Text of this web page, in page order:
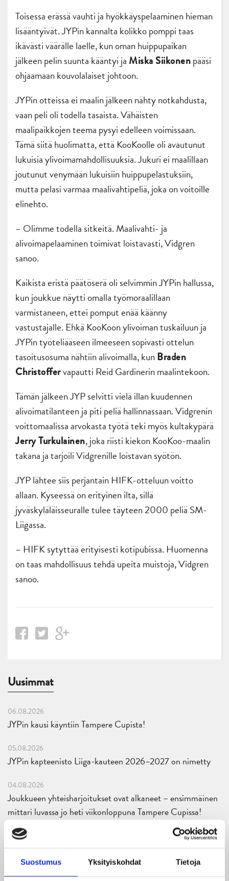
Suostumus Yksityiskohdat Tietoja
Toisessa erässä vauhti ja hyökkäyspelaaminen hieman
lisääntyivät. JYPin kannalta kolikko pomppi taas
ikävästi väärälle laelle, kun oman huippupaikan
jälkeen pelin suunta kääntyi ja Miska Siikonenpääsi
ohjaamaan kouvolalaiset johtoon.
JYPin otteissa ei maalin jälkeen nähty notkahdusta,
vaan peli oli todella tasaista. Vähäisten
maalipaikkojen teema pysyi edelleen voimissaan.
Tämä siitä huolimatta, että KooKoolle oli avautunut
lukuisia ylivoimamahdollisuuksia. Jukuri ei maalillaan
joutunut venymään lukuisiin huippupelastuksiin,
mutta pelasi varmaa maalivahtipeliä, joka on voitoille
elinehto.
– Olimme todella sitkeitä. Maalivahti- ja
alivoimapelaaminen toimivat loistavasti, Vidgren
sanoo.
Kaikista eristä päätöserä oli selvimmin JYPin hallussa,
kun joukkue näytti omalla työmoraalillaan
varmistaneen, ettei pomput enää käänny
vastustajalle. Ehkä KooKoon ylivoiman tuskailuun ja
JYPin työteliääseen ilmeeseen sopivasti ottelun
tasoitusosuma nähtiin alivoimalla, kunBraden
Christoffervapautti Reid Gardinerin maalintekoon.
Tämän jälkeen JYP selvitti vielä illan kuudennen
alivoimatilanteen ja piti peliä hallinnassaan. Vidgrenin
voittomaalissa arvokasta työtä teki myös kultakypärä
Jerry Turkulainen, joka riisti kiekon KooKoo-maalin
takana ja tarjoili Vidgrenille loistavan syötön.
JYP lähtee siis perjantain HIFK-otteluun voitto
allaan. Kyseessä on erityinen ilta, sillä
jyväskyläläisseuralle tulee täyteen 2000 peliä SM-
Liigassa.
– HIFK sytyttää erityisesti kotipubissa. Huomenna
on taas mahdollisuus tehdä upeita muistoja, Vidgren
sanoo.
Uusimmat
06.08.2026
JYPin kausi käyntiin Tampere Cupista!
05.08.2026
JYPin kapteenisto Liiga-kauteen 2026–2027 on nimetty
04.08.2026
Joukkueen yhteisharjoitukset ovat alkaneet – ensimmäinen
mittari luvassa jo heti viikonloppuna Tampere Cupissa!
29.07.2026
JYPin harjoitusottelut tulevalle 2026-2027 kaudelle on
julkaistu!